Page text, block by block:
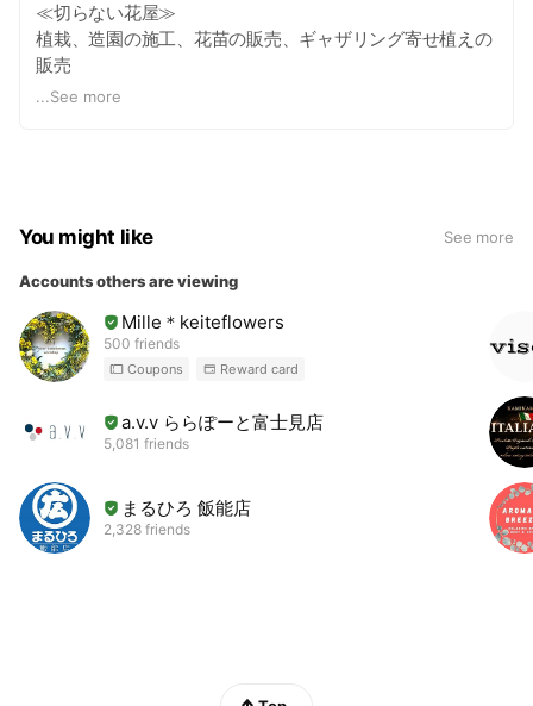
≪切らない花屋≫
植栽、造園の施工、花苗の販売、ギャザリング寄せ植えの
販売
ナチュラルテイストな花屋です。
やイベント『はなばたけのはじまり』主催しています。
予約なしで来店可能なフリーオープン日はinstagramにて
...See more
You might like See more
Accounts others are viewing
Mille＊keiteflowers
500 friends
Coupons Reward card
a.v.v ららぽーと富士見店
5,081 friends
まるひろ 飯能店
2,328 friends